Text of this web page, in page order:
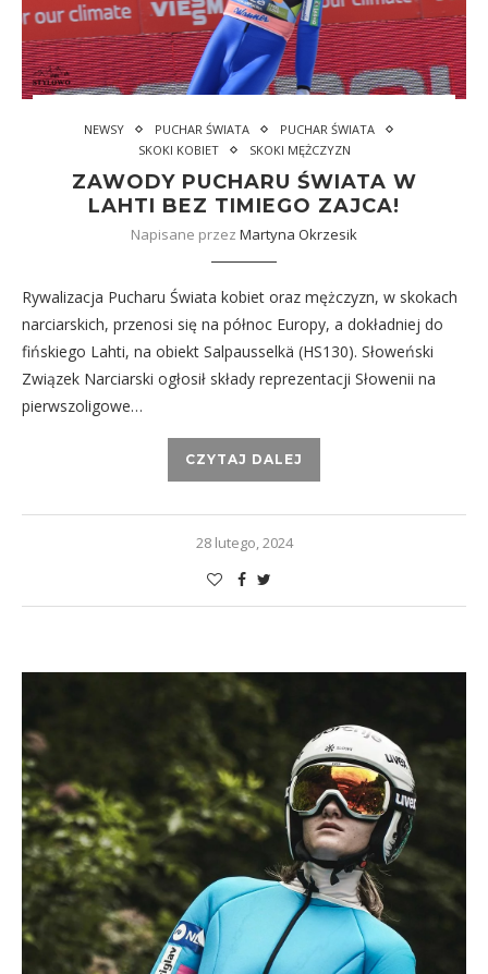
NEWSY PUCHAR ŚWIATA
PUCHAR ŚWIATA
SKOKI KOBIET
SKOKI MĘŻCZYZN
ZAWODY PUCHARU ŚWIATA W
LAHTI BEZ TIMIEGO ZAJCA!
Napisane przez Martyna Okrzesik
Rywalizacja Pucharu Świata kobiet oraz mężczyzn, w skokach
narciarskich, przenosi się na północ Europy, a dokładniej do
fińskiego Lahti, na obiekt Salpausselkä (HS130). Słoweński
Związek Narciarski ogłosił składy reprezentacji Słowenii na
pierwszoligowe…
CZYTAJ DALEJ
28 lutego, 2024